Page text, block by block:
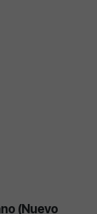
(Nuevo